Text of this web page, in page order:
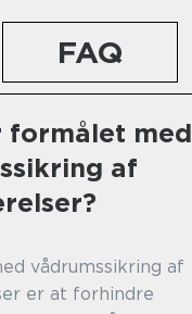
FAQ
formålet med
af
vådrumssikring af
er at forhindre